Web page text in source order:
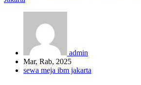
admin
Mar, Rab, 2025
sewa meja ibm jakarta